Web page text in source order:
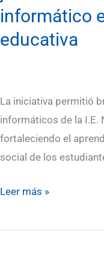
informático
educativa
La iniciativa permitió
informáticos de la I.E.
fortaleciendo el
social de los
informático
institución
Leer más »